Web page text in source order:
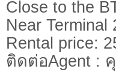
Close to the
Near Terminal
Rental price:
ติดต่อAgent :